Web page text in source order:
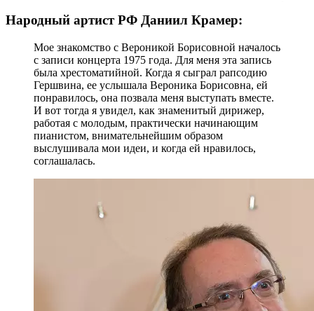
Народный артист РФ Даниил Крамер:
Мое знакомство с Вероникой Борисовной началось
с записи концерта 1975 года. Для меня эта запись
была хрестоматийной. Когда я сыграл рапсодию
Гершвина, ее услышала Вероника Борисовна, ей
понравилось, она позвала меня выступать вместе.
И вот тогда я увидел, как знаменитый дирижер,
работая с молодым, практически начинающим
пианистом, внимательнейшим образом
выслушивала мои идеи, и когда ей нравилось,
соглашалась.